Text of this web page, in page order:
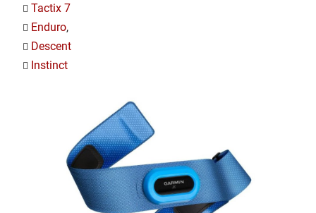
Tactix 7
Enduro,
Descent
Instinct